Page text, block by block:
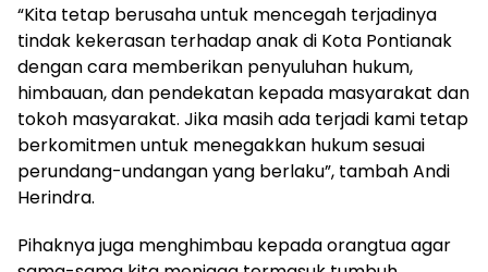
“Kita tetap berusaha untuk mencegah terjadinya
tindak kekerasan terhadap anak di Kota Pontianak
dengan cara memberikan penyuluhan hukum,
himbauan, dan pendekatan kepada masyarakat dan
tokoh masyarakat. Jika masih ada terjadi kami tetap
berkomitmen untuk menegakkan hukum sesuai
perundang-undangan yang berlaku”, tambah Andi
Herindra.
Pihaknya juga menghimbau kepada orangtua agar